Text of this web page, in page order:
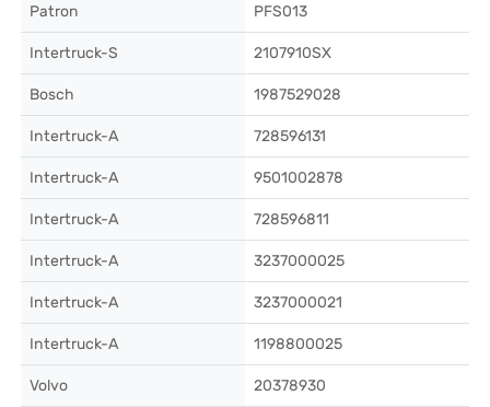
Patron PFS013
Intertruck-S 2107910SX
Bosch 1987529028
Intertruck-A 728596131
Intertruck-A 9501002878
Intertruck-A 728596811
Intertruck-A 3237000025
Intertruck-A 3237000021
Intertruck-A 1198800025
Volvo 20378930